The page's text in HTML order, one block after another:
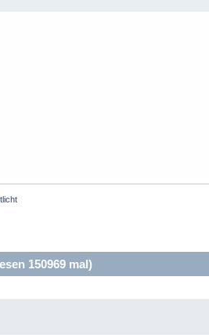
150969 mal)